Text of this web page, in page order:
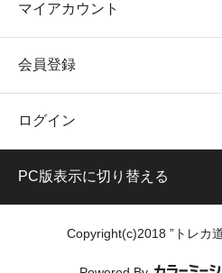
マイアカウント
会員登録
ログイン
PC版表示に切り替える
Copyright(c)2018 ”トレカ